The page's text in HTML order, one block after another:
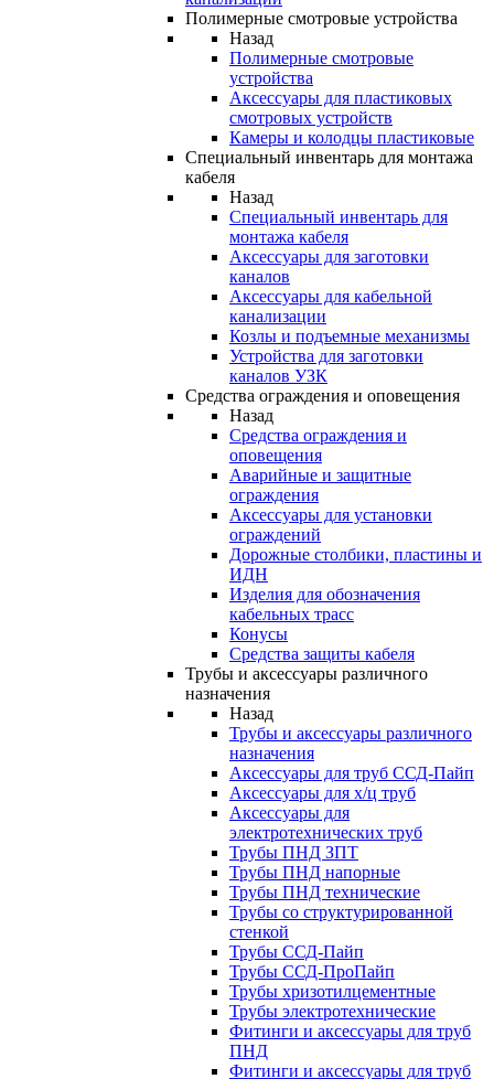
Полимерные смотровые устройства
Назад
Полимерные смотровые
устройства
Аксессуары для пластиковых
смотровых устройств
Камеры и колодцы пластиковые
Специальный инвентарь для монтажа
кабеля
Назад
Специальный инвентарь для
монтажа кабеля
Аксессуары для заготовки
каналов
Аксессуары для кабельной
канализации
Козлы и подъемные механизмы
Устройства для заготовки
каналов УЗК
Средства ограждения и оповещения
Назад
Средства ограждения и
оповещения
Аварийные и защитные
ограждения
Аксессуары для установки
ограждений
Дорожные столбики, пластины и
ИДН
Изделия для обозначения
кабельных трасс
Конусы
Средства защиты кабеля
Трубы и аксессуары различного
назначения
Назад
Трубы и аксессуары различного
назначения
Аксессуары для труб ССД-Пайп
Аксессуары для х/ц труб
Аксессуары для
электротехнических труб
Трубы ПНД ЗПТ
Трубы ПНД напорные
Трубы ПНД технические
Трубы со структурированной
стенкой
Трубы ССД-Пайп
Трубы ССД-ПроПайп
Трубы хризотилцементные
Трубы электротехнические
Фитинги и аксессуары для труб
ПНД
Фитинги и аксессуары для труб